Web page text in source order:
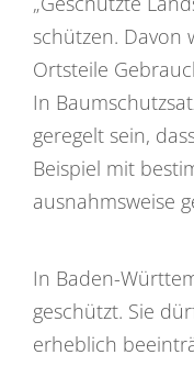
schützen. Davon
Ortsteile
In
geregelt sein,
Beispiel mit
ausnahmsweise
In Baden-
geschützt. Sie
erheblich